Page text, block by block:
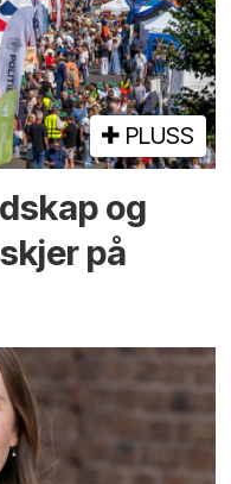
PLUSS
og
på